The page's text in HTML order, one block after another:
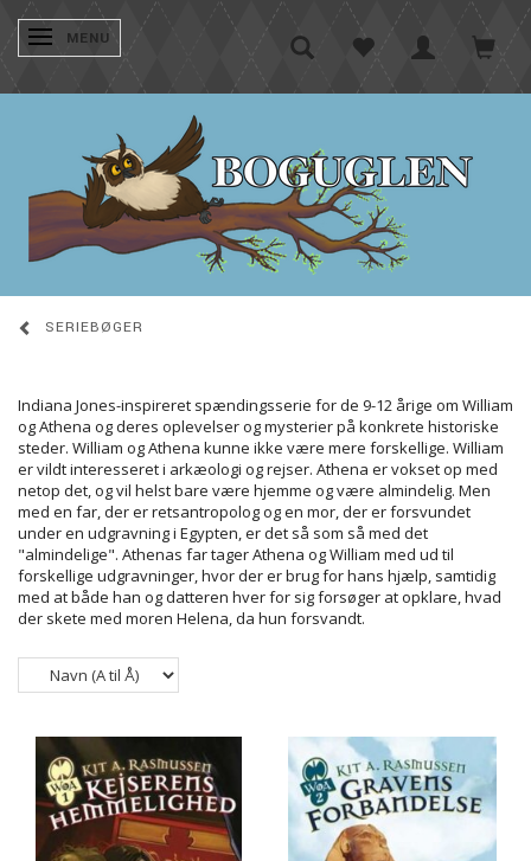
SKIFTE NAVIGATION
MENU
SERIEBØGER
Indiana Jones-inspireret spændingsserie for de 9-12 årige om William
og Athena og deres oplevelser og mysterier på konkrete historiske
steder. William og Athena kunne ikke være mere forskellige. William
er vildt interesseret i arkæologi og rejser. Athena er vokset op med
netop det, og vil helst bare være hjemme og være almindelig. Men
med en far, der er retsantropolog og en mor, der er forsvundet
under en udgravning i Egypten, er det så som så med det
"almindelige". Athenas far tager Athena og William med ud til
forskellige udgravninger, hvor der er brug for hans hjælp, samtidig
med at både han og datteren hver for sig forsøger at opklare, hvad
der skete med moren Helena, da hun forsvandt.